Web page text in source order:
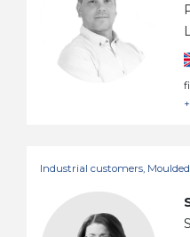
Industrial customers,